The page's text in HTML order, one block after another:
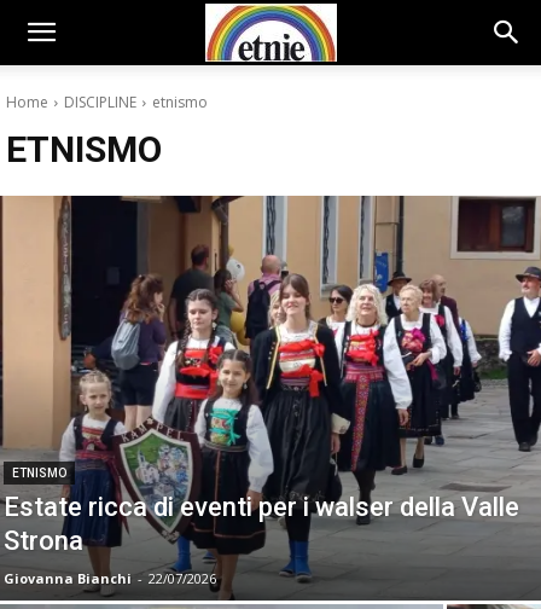
Home DISCIPLINE etnismo
ETNISMO
ETNISMO
Estate ricca di eventi per i walser della Valle
Strona
Giovanna Bianchi - 22/07/2026